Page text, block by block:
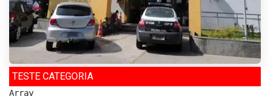
TESTE CATEGORIA
Array